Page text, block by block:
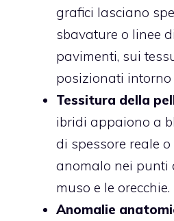
grafici lasciano
sbavature o linee
pavimenti, sui
posizionati intorno
Tessitura della
ibridi appaiono a
di spessore reale
anomalo nei punti
muso e le orecchie.
Anomalie